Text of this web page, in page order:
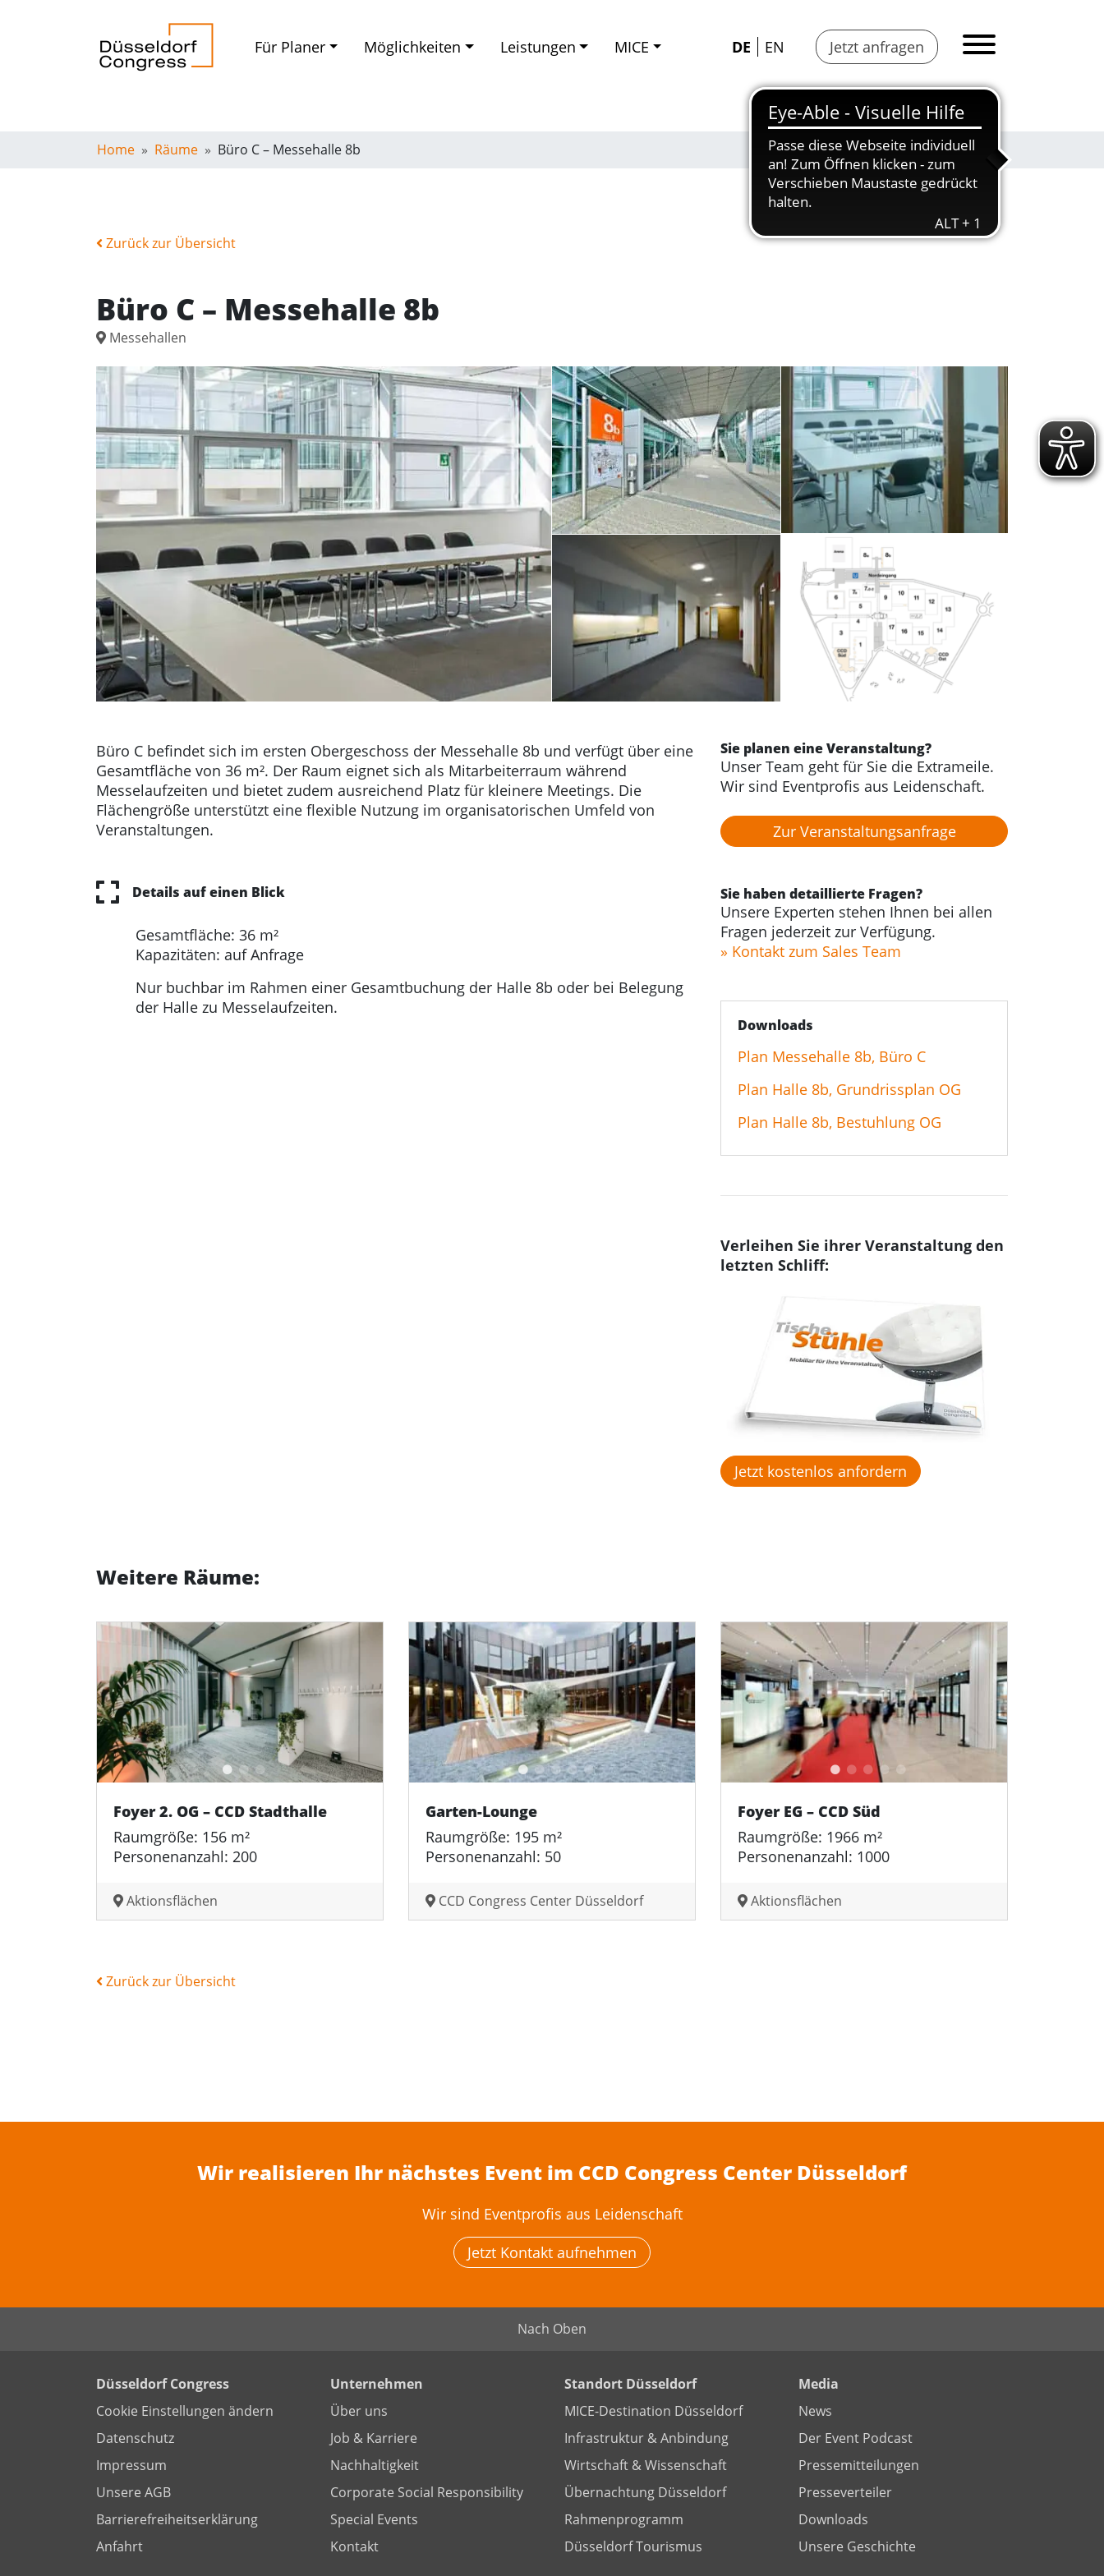
DE EN Jetzt anfragen
Für Planer Möglichkeiten Leistungen MICE
Home Räume Büro C – Messehalle 8b
Zurück zur Übersicht
Büro C – Messehalle 8b
Messehallen
Büro C befindet sich im ersten Obergeschoss der Messehalle 8b und verfügt über eine
Gesamtfläche von 36 m². Der Raum eignet sich als Mitarbeiterraum während
Messelaufzeiten und bietet zudem ausreichend Platz für kleinere Meetings. Die
Flächengröße unterstützt eine flexible Nutzung im organisatorischen Umfeld von
Veranstaltungen.
Details auf einen Blick
Gesamtfläche: 36 m²
Kapazitäten: auf Anfrage
Nur buchbar im Rahmen einer Gesamtbuchung der Halle 8b oder bei Belegung
der Halle zu Messelaufzeiten.
Sie planen eine Veranstaltung?
Unser Team geht für Sie die Extrameile.
Wir sind Eventprofis aus Leidenschaft.
Zur Veranstaltungs­anfrage
Sie haben detaillierte Fragen?
Unsere Experten stehen Ihnen bei allen
Fragen jederzeit zur Verfügung.
» Kontakt zum Sales Team
Downloads
Plan Messehalle 8b, Büro C
Plan Halle 8b, Grundrissplan OG
Plan Halle 8b, Bestuhlung OG
Verleihen Sie ihrer Veranstaltung den
letzten Schliff:
Jetzt kostenlos anfordern
Weitere Räume:
Foyer 2. OG – CCD Stadthalle
Raumgröße: 156 m²
Personenanzahl: 200
Aktionsflächen
Garten-Lounge
Raumgröße: 195 m²
Personenanzahl: 50
CCD Congress Center Düsseldorf
Foyer EG – CCD Süd
Raumgröße: 1966 m²
Personenanzahl: 1000
Aktionsflächen
Zurück zur Übersicht
Wir realisieren Ihr nächstes Event im CCD Congress Center Düsseldorf
Wir sind Eventprofis aus Leidenschaft
Jetzt Kontakt aufnehmen
Nach Oben
Düsseldorf Congress
Cookie Einstellungen ändern
Datenschutz
Impressum
Unsere AGB
Barrierefreiheitserklärung
Anfahrt
Unternehmen
Über uns
Job & Karriere
Nachhaltigkeit
Corporate Social Responsibility
Special Events
Kontakt
Standort Düsseldorf
MICE-Destination Düsseldorf
Infrastruktur & Anbindung
Wirtschaft & Wissenschaft
Übernachtung Düsseldorf
Rahmenprogramm
Düsseldorf Tourismus
Media
News
Der Event Podcast
Pressemitteilungen
Presseverteiler
Downloads
Unsere Geschichte